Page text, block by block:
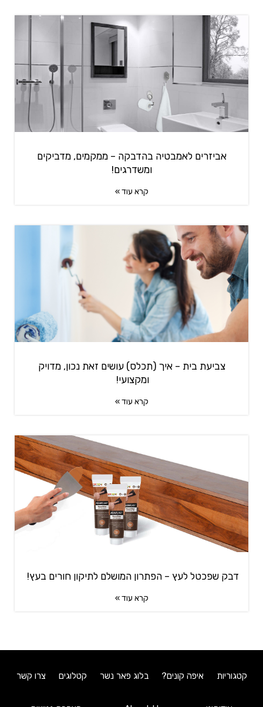
אביזרים לאמבטיה בהדבקה – ממקמים, מדביקים
ומשדרגים!
קרא עוד »
צביעת בית – איך (תכלס) עושים זאת נכון, מדויק
ומקצועי!
קרא עוד »
דבק שפכטל לעץ – הפתרון המושלם לתיקון חורים בעץ!
קרא עוד »
קטגוריות איפה קונים? בלוג פאר נשר קטלוגים צרו קשר